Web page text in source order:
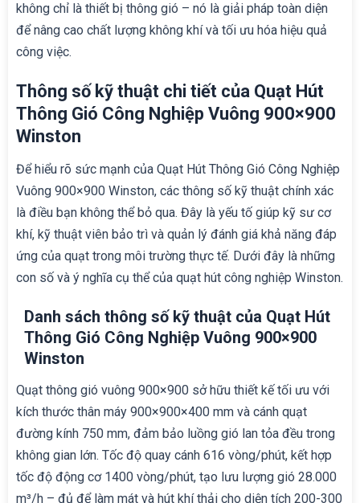
không chỉ là thiết bị thông gió – nó là giải pháp toàn diện
để nâng cao chất lượng không khí và tối ưu hóa hiệu quả
công việc.
Thông số kỹ thuật chi tiết của Quạt Hút
Thông Gió Công Nghiệp Vuông 900×900
Winston
Để hiểu rõ sức mạnh của Quạt Hút Thông Gió Công Nghiệp
Vuông 900×900 Winston, các thông số kỹ thuật chính xác
là điều bạn không thể bỏ qua. Đây là yếu tố giúp kỹ sư cơ
khí, kỹ thuật viên bảo trì và quản lý đánh giá khả năng đáp
ứng của quạt trong môi trường thực tế. Dưới đây là những
con số và ý nghĩa cụ thể của quạt hút công nghiệp Winston.
Danh sách thông số kỹ thuật của Quạt Hút
Thông Gió Công Nghiệp Vuông 900×900
Winston
Quạt thông gió vuông 900×900 sở hữu thiết kế tối ưu với
kích thước thân máy 900×900×400 mm và cánh quạt
đường kính 750 mm, đảm bảo luồng gió lan tỏa đều trong
không gian lớn. Tốc độ quay cánh 616 vòng/phút, kết hợp
tốc độ động cơ 1400 vòng/phút, tạo lưu lượng gió 28.000
m³/h – đủ để làm mát và hút khí thải cho diện tích 200-300